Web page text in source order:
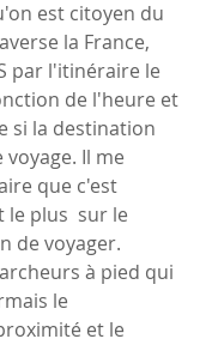
est citoyen du
la France,
par l'itinéraire le
de l'heure et
si la destination
Il me
que c'est
plus  sur le
de voyager.
à pied qui
le
et le